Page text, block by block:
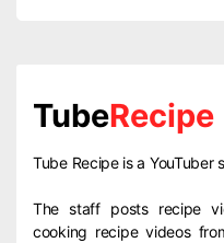
TubeRecipe
Tube Recipe is a
The staff posts recipe
cooking recipe videos